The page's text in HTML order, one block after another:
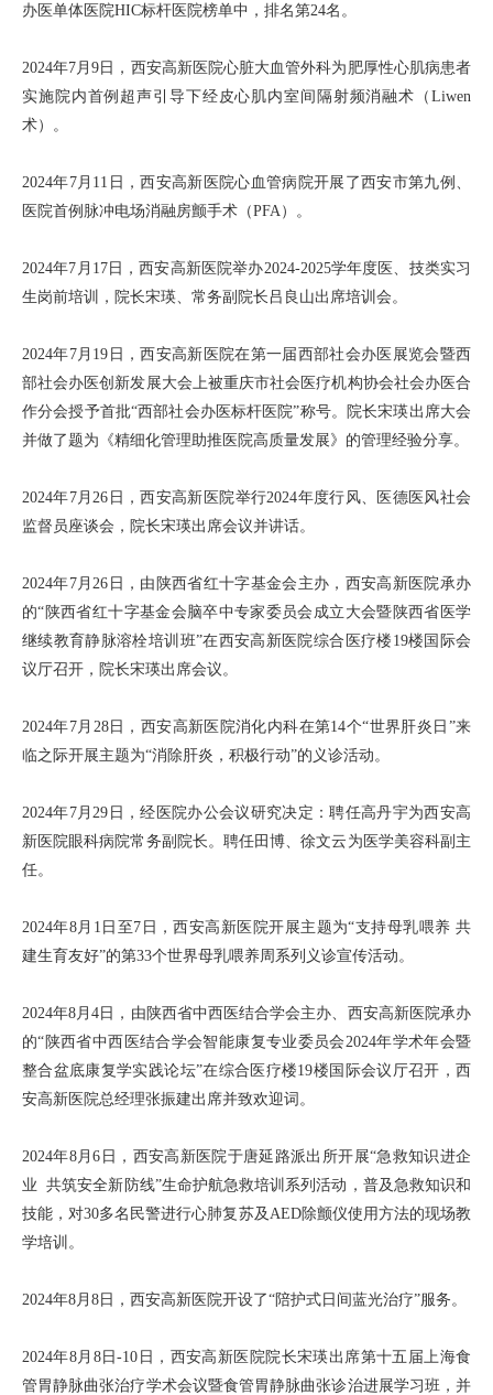
办医单体医院HIC标杆医院榜单中，排名第24名。
2024年7月9日，西安高新医院心脏大血管外科为肥厚性心肌病患者
实施院内首例超声引导下经皮心肌内室间隔射频消融术（Liwen
术）。
2024年7月11日，西安高新医院心血管病院开展了西安市第九例、
医院首例脉冲电场消融房颤手术（PFA）。
2024年7月17日，西安高新医院举办2024-2025学年度医、技类实习
生岗前培训，院长宋瑛、常务副院长吕良山出席培训会。
2024年7月19日，西安高新医院在第一届西部社会办医展览会暨西
部社会办医创新发展大会上被重庆市社会医疗机构协会社会办医合
作分会授予首批“西部社会办医标杆医院”称号。院长宋瑛出席大会
并做了题为《精细化管理助推医院高质量发展》的管理经验分享。
2024年7月26日，西安高新医院举行2024年度行风、医德医风社会
监督员座谈会，院长宋瑛出席会议并讲话。
2024年7月26日，由陕西省红十字基金会主办，西安高新医院承办
的“陕西省红十字基金会脑卒中专家委员会成立大会暨陕西省医学
继续教育静脉溶栓培训班”在西安高新医院综合医疗楼19楼国际会
议厅召开，院长宋瑛出席会议。
2024年7月28日，西安高新医院消化内科在第14个“世界肝炎日”来
临之际开展主题为“消除肝炎，积极行动”的义诊活动。
2024年7月29日，经医院办公会议研究决定：聘任高丹宇为西安高
新医院眼科病院常务副院长。聘任田博、徐文云为医学美容科副主
任。
2024年8月1日至7日，西安高新医院开展主题为“支持母乳喂养 共
建生育友好”的第33个世界母乳喂养周系列义诊宣传活动。
2024年8月4日，由陕西省中西医结合学会主办、西安高新医院承办
的“陕西省中西医结合学会智能康复专业委员会2024年学术年会暨
整合盆底康复学实践论坛”在综合医疗楼19楼国际会议厅召开，西
安高新医院总经理张振建出席并致欢迎词。
2024年8月6日，西安高新医院于唐延路派出所开展“急救知识进企
业 共筑安全新防线”生命护航急救培训系列活动，普及急救知识和
技能，对30多名民警进行心肺复苏及AED除颤仪使用方法的现场教
学培训。
2024年8月8日，西安高新医院开设了“陪护式日间蓝光治疗”服务。
2024年8月8日-10日，西安高新医院院长宋瑛出席第十五届上海食
管胃静脉曲张治疗学术会议暨食管胃静脉曲张诊治进展学习班，并